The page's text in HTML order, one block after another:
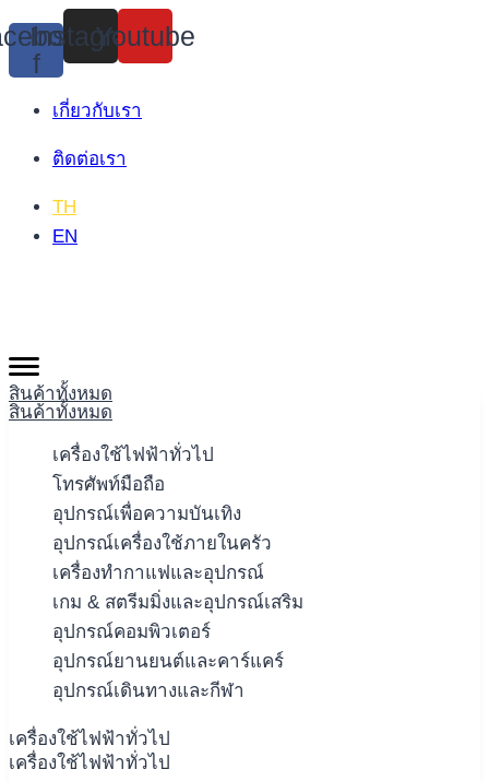
Skip
to
content
f
Instagram
Youtube
เกี่ยวกับเรา
ติดต่อเรา
TH
EN
สินค้าทั้งหมด
สินค้าทั้งหมด
เครื่องใช้ไฟฟ้าทั่วไป
โทรศัพท์มือถือ
อุปกรณ์เพื่อความบันเทิง
อุปกรณ์เครื่องใช้ภายในครัว
เครื่องทำกาแฟและอุปกรณ์
เกม & สตรีมมิ่งและอุปกรณ์เสริม
อุปกรณ์คอมพิวเตอร์
อุปกรณ์ยานยนต์และคาร์แคร์
อุปกรณ์เดินทางและกีฬา
เครื่องใช้ไฟฟ้าทั่วไป
เครื่องใช้ไฟฟ้าทั่วไป